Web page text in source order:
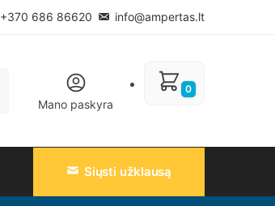
+370 686 86620 info@ampertas.lt
Mano paskyra
0
Siųsti užklausą